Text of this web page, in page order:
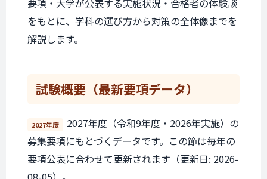
要項・大学が公表する実施状況・合格者の体験談
をもとに、学科の選び方から対策の全体像までを
解説します。
試験概要 （最新要項データ）
2027年度
2027年度（令和9年度・2026年実施）の
募集要項にもとづくデータです。この節は毎年の
要項公表に合わせて更新されます（更新日: 2026-